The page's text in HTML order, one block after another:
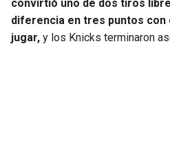
convirtió uno de dos tiros
diferencia en tres puntos con
jugar, y los Knicks terminaron